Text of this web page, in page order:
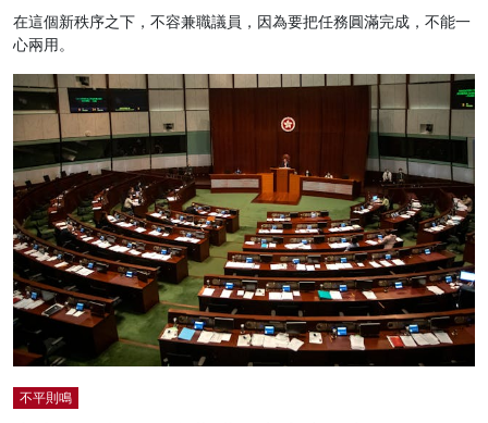
在這個新秩序之下，不容兼職議員，因為要把任務圓滿完成，不能一
心兩用。
不平則鳴